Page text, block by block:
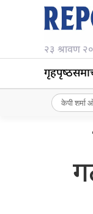
२३ श्रावण
गृहपृष्‍ठ
केपी शर्मा